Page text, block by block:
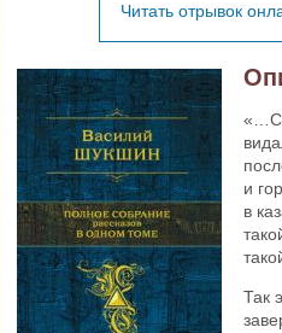
Читать отрывок
и
в
Так